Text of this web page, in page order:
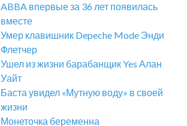
ABBA впервые за 36 лет появилась
вместе
Умер клавишник Depeche Mode Энди
Флетчер
Ушел из жизни барабанщик Yes Алан
Уайт
Баста увидел «Мутную воду» в своей
жизни
Монеточка беременна